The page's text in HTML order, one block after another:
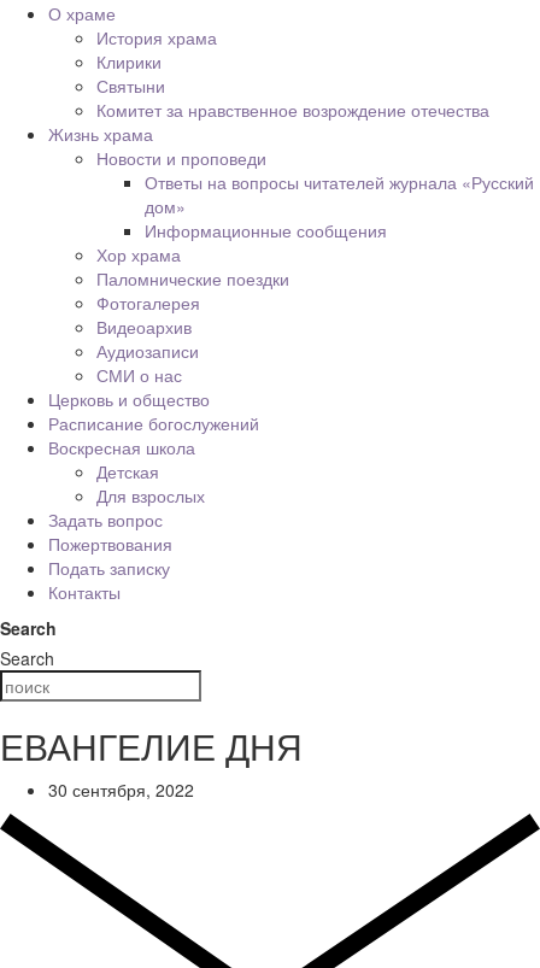
О храме
История храма
Клирики
Святыни
Комитет за нравственное возрождение отечества
Жизнь храма
Новости и проповеди
Ответы на вопросы читателей журнала «Русский
дом»
Информационные сообщения
Хор храма
Паломнические поездки
Фотогалерея
Видеоархив
Аудиозаписи
СМИ о нас
Церковь и общество
Расписание богослужений
Воскресная школа
Детская
Для взрослых
Задать вопрос
Пожертвования
Подать записку
Контакты
Search
Search
ЕВАНГЕЛИЕ ДНЯ
30 сентября, 2022